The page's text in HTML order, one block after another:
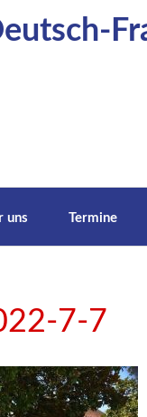
uns Termine
7-7